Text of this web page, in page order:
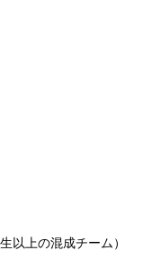
以上の混成チーム）